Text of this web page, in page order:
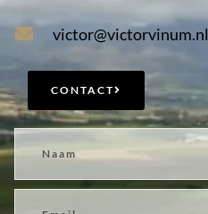
victor@victorvinum.nl
CONTACT